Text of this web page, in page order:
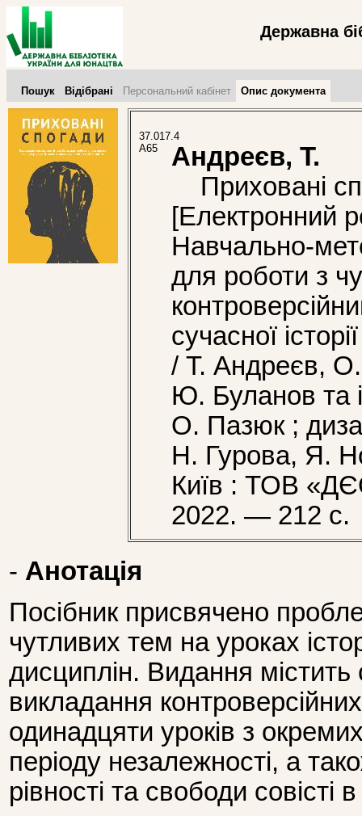
Державна
Пошук Відібрані Персональний кабінет Опис документа
37.017.4
А65
Андреєв, Т.
Приховані
[Електронний
Навчально-
для роботи з
сучасної
/ Т. Андреєв, О.
Ю. Буланов та
О. Пазюк ;
Н. Гурова, Я.
Київ : ТОВ
2022. — 212 с.
- Анотація
Посібник присвячено
чутливих тем на уроках
дисциплін. Видання містить
викладання
одинадцяти уроків з окремих
періоду незалежності, а
рівності та свободи совісті в